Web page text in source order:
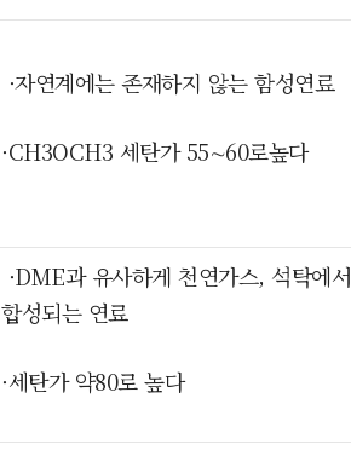
·자연계에는 존재하지 않는 함성연료
·CH3OCH3 세탄가 55∼60로높다
·DME과 유사하게 천연가스, 석탁에서
합성되는 연료
·세탄가 약80로 높다